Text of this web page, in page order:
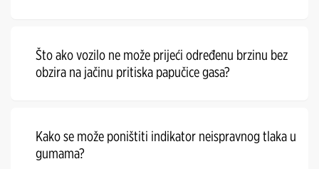
Što ako vozilo ne može prijeći određenu brzinu bez
obzira na jačinu pritiska papučice gasa?
Kako se može poništiti indikator neispravnog tlaka u
gumama?